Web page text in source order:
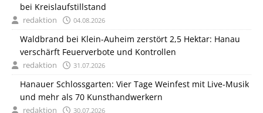
bei Kreislaufstillstand
redaktion 04.08.2026
Waldbrand bei Klein-Auheim zerstört 2,5 Hektar: Hanau
verschärft Feuerverbote und Kontrollen
redaktion 31.07.2026
Hanauer Schlossgarten: Vier Tage Weinfest mit Live-Musik
und mehr als 70 Kunsthandwerkern
redaktion 30.07.2026